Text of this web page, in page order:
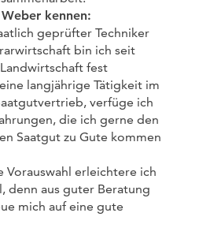
kennen:
geprüfter Techniker
bin ich seit
fest
langjährige Tätigkeit im
verfüge ich
die ich gerne den
Saatgut zu Gute kommen
Vorauswahl erleichtere ich
denn aus guter Beratung
mich auf eine gute